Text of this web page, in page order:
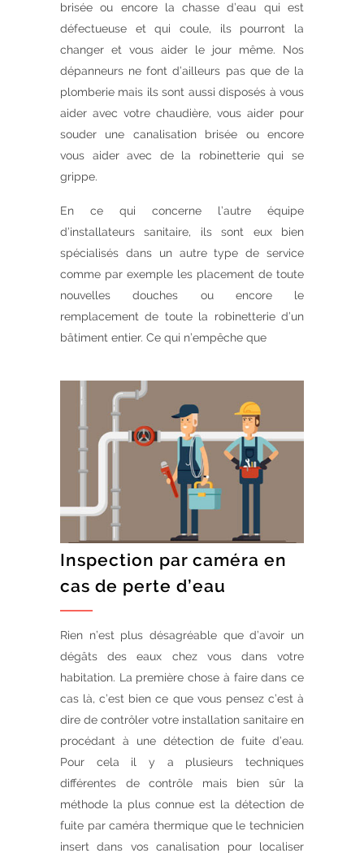
brisée ou encore la chasse d’eau qui est
défectueuse et qui coule, ils pourront la
changer et vous aider le jour même. Nos
dépanneurs ne font d’ailleurs pas que de la
plomberie mais ils sont aussi disposés à vous
aider avec votre chaudière, vous aider pour
souder une canalisation brisée ou encore
vous aider avec de la robinetterie qui se
grippe.
En ce qui concerne l’autre équipe
d’installateurs sanitaire, ils sont eux bien
spécialisés dans un autre type de service
comme par exemple les placement de toute
nouvelles douches ou encore le
remplacement de toute la robinetterie d’un
bâtiment entier. Ce qui n’empêche que
Inspection par caméra en
cas de perte d’eau
Rien n’est plus désagréable que d’avoir un
dégâts des eaux chez vous dans votre
habitation. La première chose à faire dans ce
cas là, c’est bien ce que vous pensez c’est à
dire de contrôler votre installation sanitaire en
procédant à une détection de fuite d’eau.
Pour cela il y a plusieurs techniques
différentes de contrôle mais bien sûr la
méthode la plus connue est la détection de
fuite par caméra thermique que le technicien
insert dans vos canalisation pour localiser